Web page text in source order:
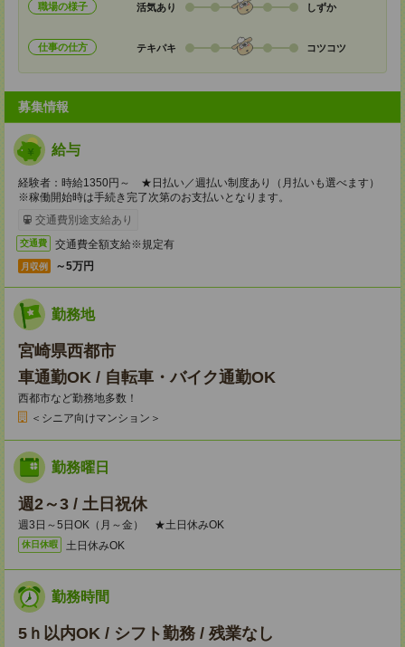
職場の様子 活気あり しずか
仕事の仕方 テキパキ コツコツ
募集情報
給与
経験者：時給1350円～ ★日払い／週払い制度あり（月払いも選べます）
※稼働開始時は手続き完了次第のお支払いとなります。
交通費別途支給あり
交通費 交通費全額支給※規定有
月収例 ～5万円
勤務地
宮崎県西都市
車通勤OK / 自転車・バイク通勤OK
西都市など勤務地多数！
＜シニア向けマンション＞
勤務曜日
週2～3 / 土日祝休
週3日～5日OK（月～金） ★土日休みOK
休日休暇 土日休みOK
勤務時間
5ｈ以内OK / シフト勤務 / 残業なし